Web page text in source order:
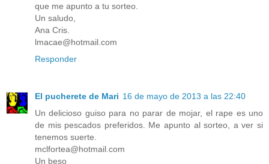
que me apunto a tu sorteo.
Un saludo,
Ana Cris.
lmacae@hotmail.com
Responder
El pucherete de Mari 16 de mayo de 2013 a las 22:40
Un delicioso guiso para no parar de mojar, el rape es uno
de mis pescados preferidos. Me apunto al sorteo, a ver si
tenemos suerte.
mclfortea@hotmail.com
Un beso